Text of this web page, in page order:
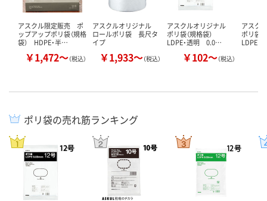
アスクル限定販売 ポ
ップアップポリ袋（規格
袋） HDPE・半…
￥1,472～（税込）
アスクルオリジナル
ロールポリ袋 長尺タ
イプ
￥1,933～（税込）
アスクルオリジナル
ポリ袋（規格袋）
LDPE・透明 0.0…
￥102～（税込）
アスク
ポリ袋
LDPE
ポリ袋の売れ筋ランキング